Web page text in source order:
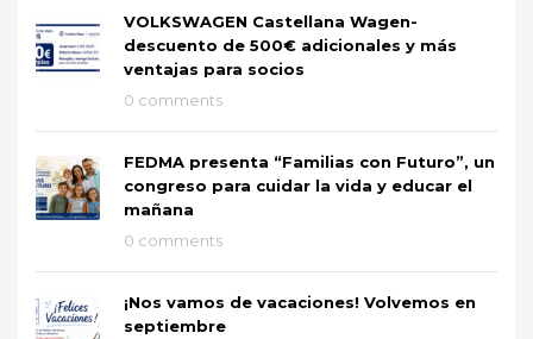
VOLKSWAGEN Castellana Wagen-
descuento de 500€ adicionales y más
ventajas para socios
0 comments
FEDMA presenta “Familias con Futuro”, un
congreso para cuidar la vida y educar el
mañana
0 comments
¡Nos vamos de vacaciones! Volvemos en
septiembre